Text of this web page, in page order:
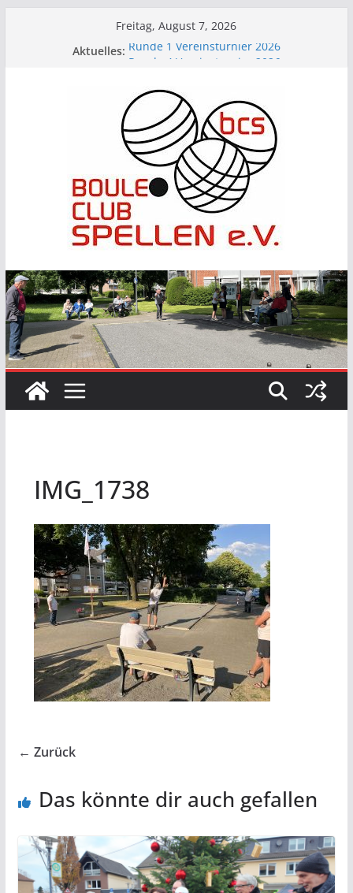
Freitag, August 7, 2026
Aktuelles: Runde 1 Vereinsturnier 2026
BCS beim Picknick im Park
Runde 2 Vereinsturnier 2026
IMG_1738
← Zurück
Das könnte dir auch gefallen